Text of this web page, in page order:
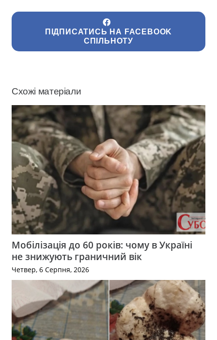
ПІДПИСАТИСЬ НА FACEBOOK
СПІЛЬНОТУ
Схожі матеріали
Мобілізація до 60 років: чому в Україні
не знижують граничний вік
Четвер, 6 Серпня, 2026